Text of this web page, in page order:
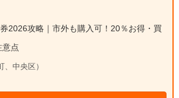
2026攻略｜市外も購入可！20％お得・買
意点
中央区）